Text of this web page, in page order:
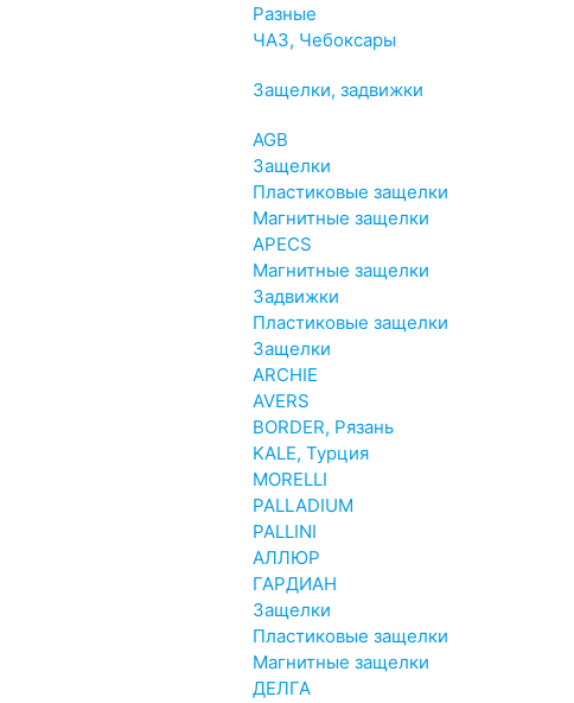
Разные
ЧАЗ, Чебоксары
Защелки, задвижки
AGB
Защелки
Пластиковые защелки
Магнитные защелки
APECS
Магнитные защелки
Задвижки
Пластиковые защелки
Защелки
ARCHIE
AVERS
BORDER, Рязань
KALE, Турция
MORELLI
PALLADIUM
PALLINI
АЛЛЮР
ГАРДИАН
Защелки
Пластиковые защелки
Магнитные защелки
ДЕЛГА